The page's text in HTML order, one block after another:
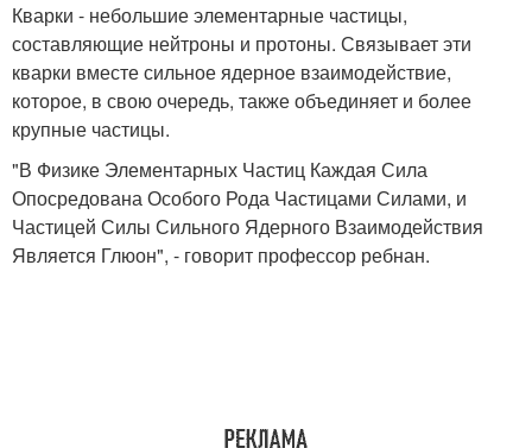
Кварки - небольшие элементарные частицы,
составляющие нейтроны и протоны. Связывает эти
кварки вместе сильное ядерное взаимодействие,
которое, в свою очередь, также объединяет и более
крупные частицы.
"В Физике Элементарных Частиц Каждая Сила
Опосредована Особого Рода Частицами Силами, и
Частицей Силы Сильного Ядерного Взаимодействия
Является Глюон", - говорит профессор ребнан.